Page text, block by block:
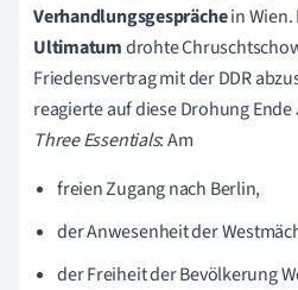
Verhandlungsgesprächein Wien.
Ultimatumdrohte
Friedensvertrag mit der DDR
reagierte auf diese Drohung Ende
Three Essentials:Am
freien Zugang nach Berlin,
der Anwesenheit der
der Freiheit der Bevölkerung